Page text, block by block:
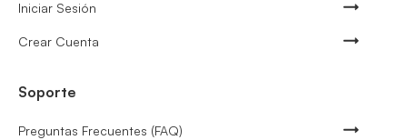
Iniciar Sesión
Crear Cuenta
Soporte
Preguntas Frecuentes (FAQ)